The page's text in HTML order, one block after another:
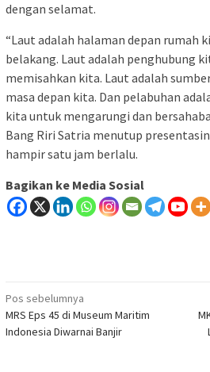
dengan selamat.
“Laut adalah halaman depan rumah
belakang. Laut adalah penghubung
memisahkan kita. Laut adalah
masa depan kita. Dan pelabuhan
kita untuk mengarungi dan
Bang Riri Satria menutup
hampir satu jam berlalu.
Bagikan ke Media Sosial
Navigasi
pos
Pos sebelumnya
MRS Eps 45 di Museum Maritim
Indonesia Diwarnai Banjir